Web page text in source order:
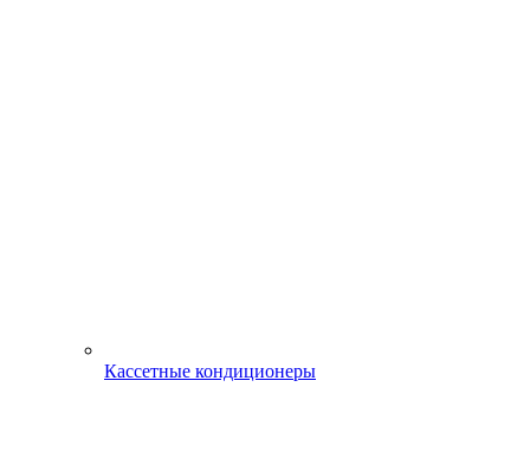
Кассетные кондиционеры